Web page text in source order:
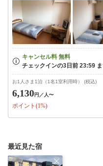
お1人さま1泊（1名1室利用時） (税込)
6,130円 ／人〜
ポイント(1%)
最近見た宿